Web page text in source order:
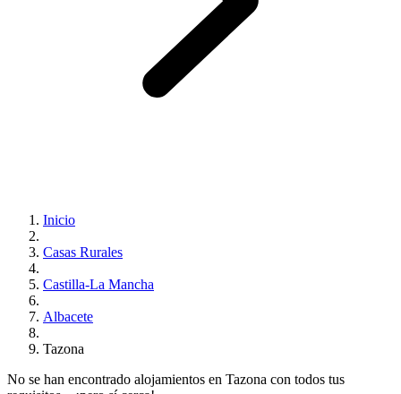
Inicio
Casas Rurales
Castilla-La Mancha
Albacete
Tazona
No se han encontrado alojamientos en Tazona con todos tus